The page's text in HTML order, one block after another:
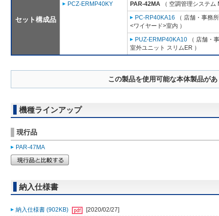
セット構成品
PCZ-ERMP40KY
PAR-42MA （ 空調管理システム
PC-RP40KA16 （ 店舗・事務
<ワイヤード>室内 ）
PUZ-ERMP40KA10 （ 店舗・
室外ユニット スリムER ）
この製品を使用可能な本体製品が
機種ラインアップ
現行品
PAR-47MA
納入仕様書
納入仕様書 (902KB) [2020/02/27]